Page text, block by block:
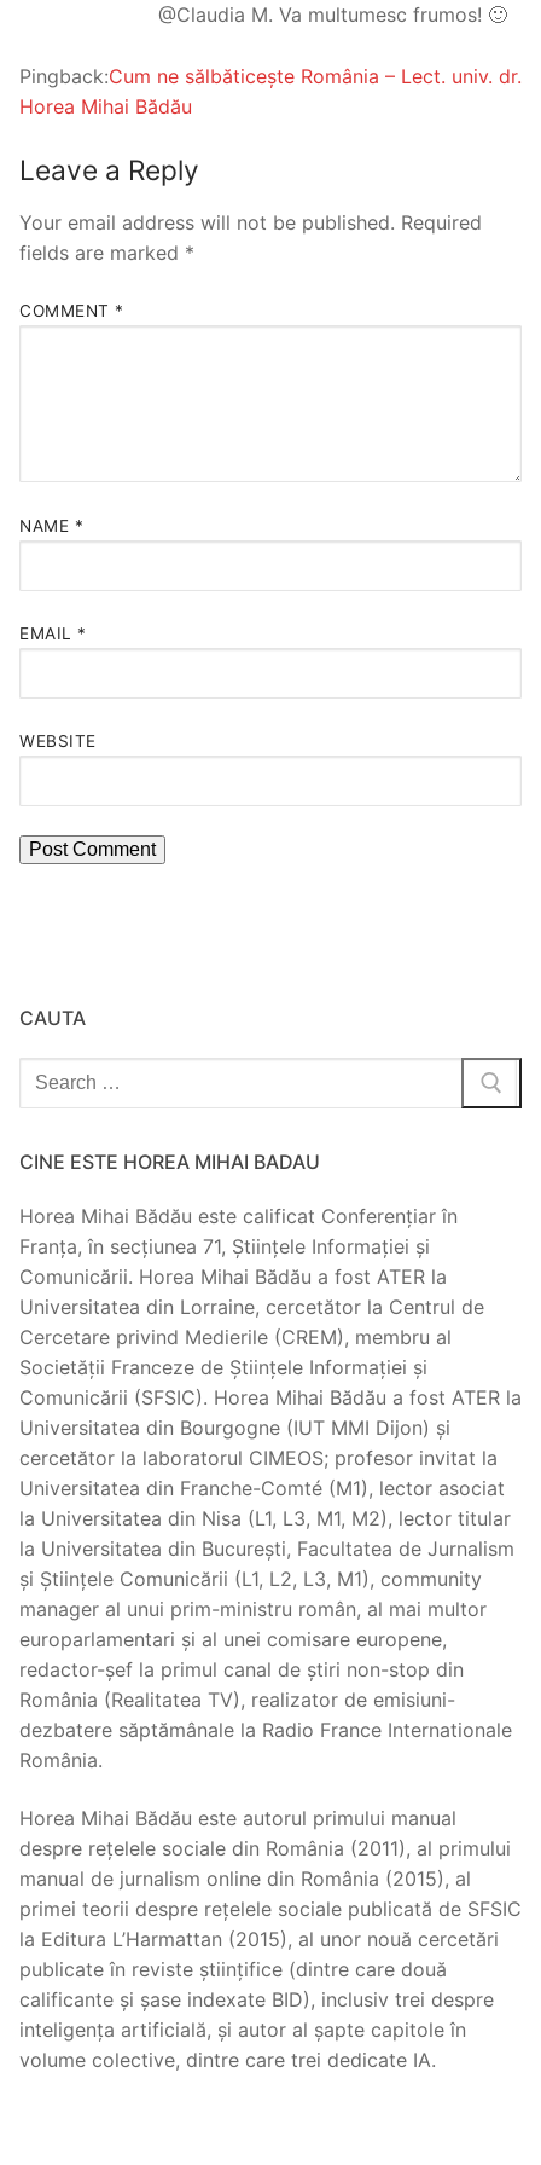
@Claudia M. Va multumesc frumos! 🙂
Pingback:Cum ne sălbăticește România – Lect. univ. dr.
Horea Mihai Bădău
Leave a Reply
Your email address will not be published. Required
fields are marked *
COMMENT *
NAME *
EMAIL *
WEBSITE
CAUTA
Search
for:
CINE ESTE HOREA MIHAI BADAU
Horea Mihai Bădău este calificat Conferențiar în
Franța, în secțiunea 71, Științele Informației și
Comunicării. Horea Mihai Bădău a fost ATER la
Universitatea din Lorraine, cercetător la Centrul de
Cercetare privind Medierile (CREM), membru al
Societății Franceze de Științele Informației și
Comunicării (SFSIC). Horea Mihai Bădău a fost ATER la
Universitatea din Bourgogne (IUT MMI Dijon) și
cercetător la laboratorul CIMEOS; profesor invitat la
Universitatea din Franche-Comté (M1), lector asociat
la Universitatea din Nisa (L1, L3, M1, M2), lector titular
la Universitatea din București, Facultatea de Jurnalism
și Științele Comunicării (L1, L2, L3, M1), community
manager al unui prim-ministru român, al mai multor
europarlamentari și al unei comisare europene,
redactor-șef la primul canal de știri non-stop din
România (Realitatea TV), realizator de emisiuni-
dezbatere săptămânale la Radio France Internationale
România.
Horea Mihai Bădău este autorul primului manual
despre rețelele sociale din România (2011), al primului
manual de jurnalism online din România (2015), al
primei teorii despre rețelele sociale publicată de SFSIC
la Editura L’Harmattan (2015), al unor nouă cercetări
publicate în reviste științifice (dintre care două
calificante și șase indexate BID), inclusiv trei despre
inteligența artificială, și autor al șapte capitole în
volume colective, dintre care trei dedicate IA.